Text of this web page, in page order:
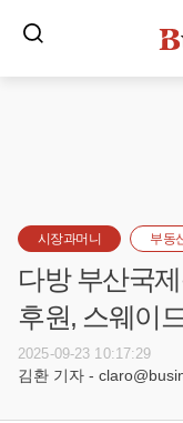
시장과머니 부동
다방 부산국
후원, 스웨이
2025-09-23 10:17:29
김환 기자 -